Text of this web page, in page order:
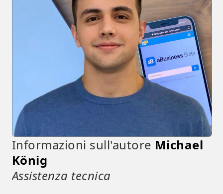
Informazioni sull'autore Michael
König
Assistenza tecnica